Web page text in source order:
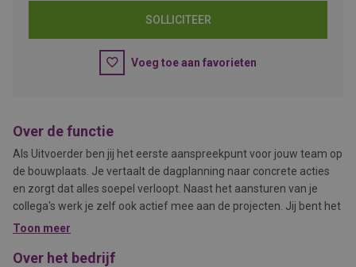
SOLLICITEER
Voeg toe aan favorieten
Over de functie
Als Uitvoerder ben jij het eerste aanspreekpunt voor jouw team op
de bouwplaats. Je vertaalt de dagplanning naar concrete acties
en zorgt dat alles soepel verloopt. Naast het aansturen van je
collega's werk je zelf ook actief mee aan de projecten. Jij bent het
rolmodel: oplossingsgericht, motiverend en altijd gericht op
Toon meer
Over het bedrijf